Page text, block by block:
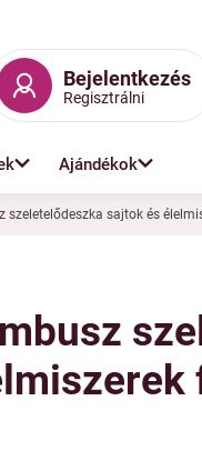
Bejelentkezés
Regisztrálni
Ajándékok
szeletelődeszka sajtok és